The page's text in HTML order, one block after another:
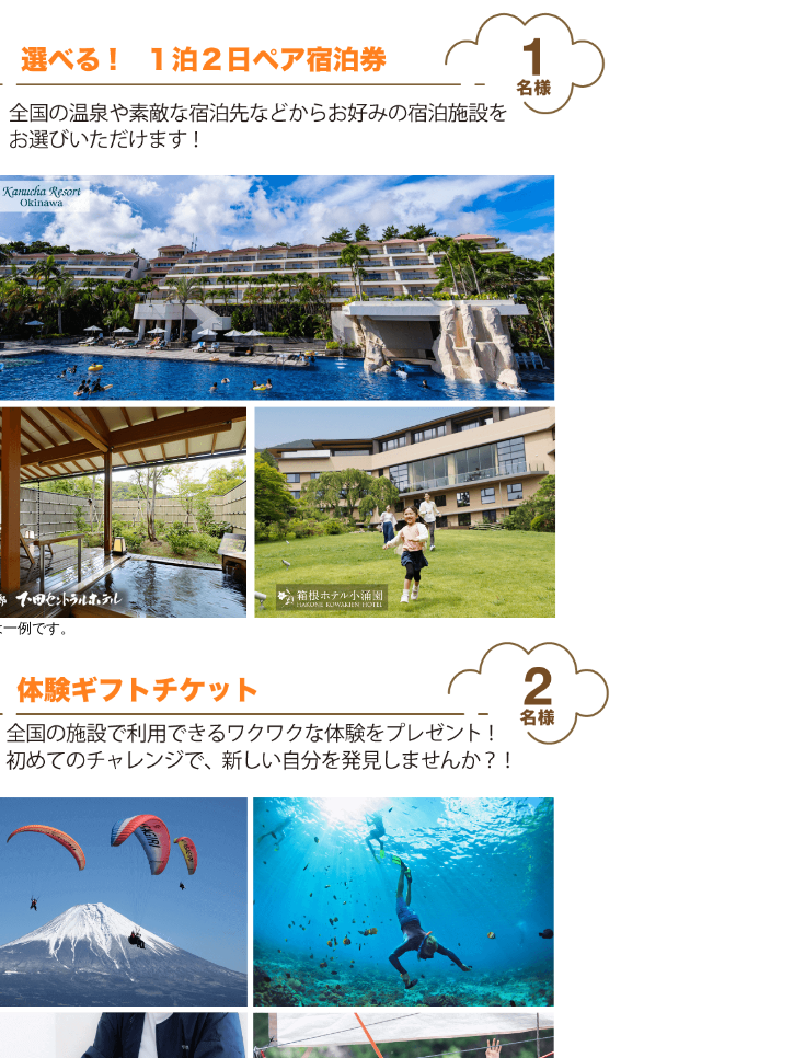
例です。